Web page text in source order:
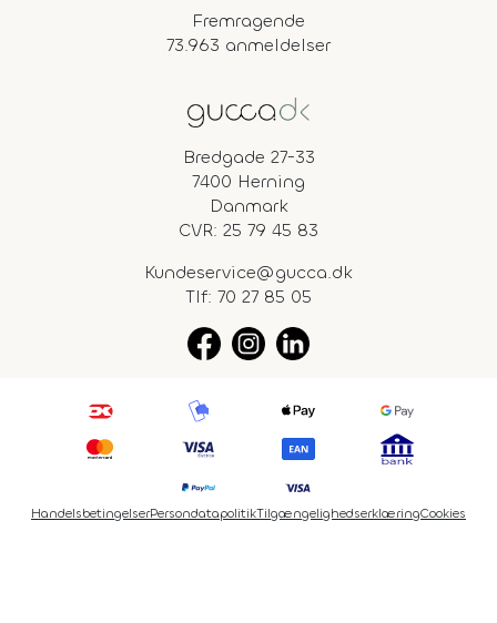
Fremragende
73.963 anmeldelser
Bredgade 27-33
7400 Herning
Danmark
CVR: 25 79 45 83
Kundeservice@gucca.dk
Tlf: 70 27 85 05
HandelsbetingelserPersondatapolitikTilgængelighedserklæringCookies